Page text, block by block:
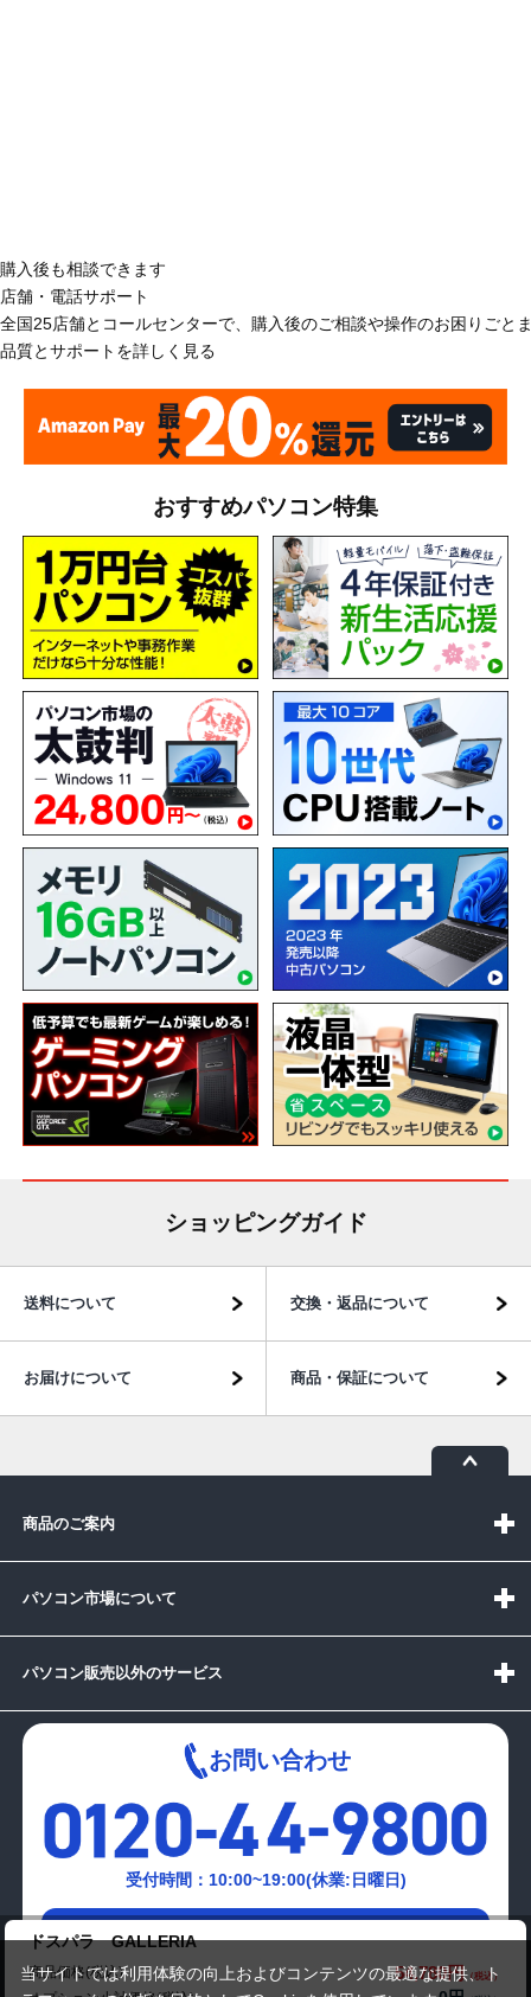
ドスパラ GALLERIA
商品価格(税込) 54,780円
購入後も相談できます
店舗・電話サポート
全国25店舗とコールセンターで、購入後のご相談や操作のお困りごと
品質とサポートを詳しく見る
おすすめパソコン特集
ショッピングガイド
送料について 交換・返品について
お届けについて 商品・保証について
商品のご案内
パソコン市場について
パソコン販売以外のサービス
お問い合わせ
受付時間：10:00~19:00(休業:日曜日)
メールでの
当サイトでは利用体験の向上およびコンテンツの最適な提供、ト